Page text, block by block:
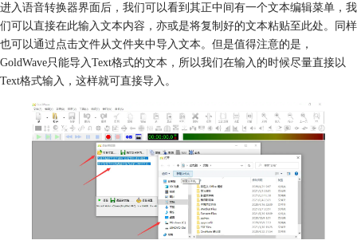
进入语音转换器界面后，我们可以看到其正中间有一个文本编辑菜单，我
们可以直接在此输入文本内容，亦或是将复制好的文本粘贴至此处。同样
也可以通过点击文件从文件夹中导入文本。但是值得注意的是，
GoldWave只能导入Text格式的文本，所以我们在输入的时候尽量直接以
Text格式输入，这样就可直接导入。